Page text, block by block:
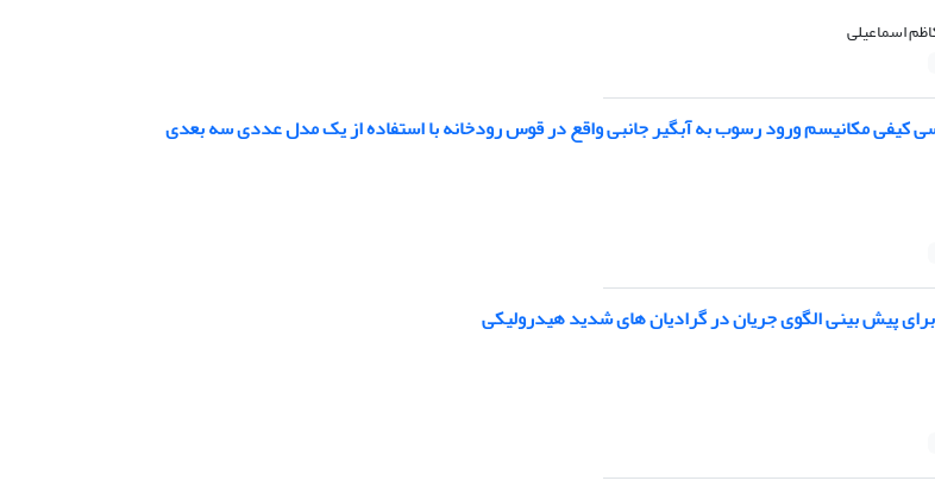
اسماعیلی
کیفی مکانیسم ورود رسوب به آبگیر جانبی واقع در قوس رودخانه با استفاده از یک مدل عددی سه بعدی